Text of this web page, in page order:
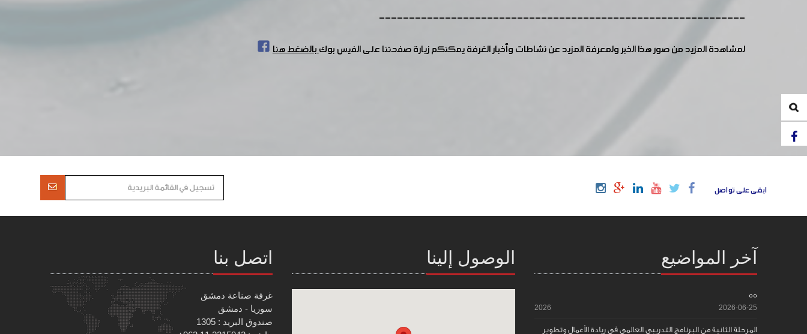
-------------------------------------------------------------
لمشاهدة المزيد من صور هذا الخبر ولمعرفة المزيد عن نشاطات وأخبار الغرفة يمكنكم زيارة صفحتنا على الفيس بوكبالضغط هنا
ابقى على تواصل
آخر المواضيع
55
2026-06-25
2026
المرحلة الثانية من البرنامج التدريبي العالمي في ريادة الأعمال وتطوير
الوصول إلينا اتصل بنا
غرفة صناعة دمشق
سوريا - دمشق
صندوق البريد : 1305